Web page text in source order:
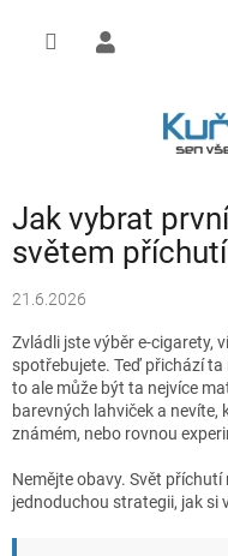
Jak vybrat
světem příchutí
21.6.2026
Zvládli jste výběr e-cigarety,
spotřebujete. Teď přichází
to ale může být ta nejvíce
barevných lahviček a nevíte,
známém, nebo rovnou
Nemějte obavy. Svět
jednoduchou strategii, jak si